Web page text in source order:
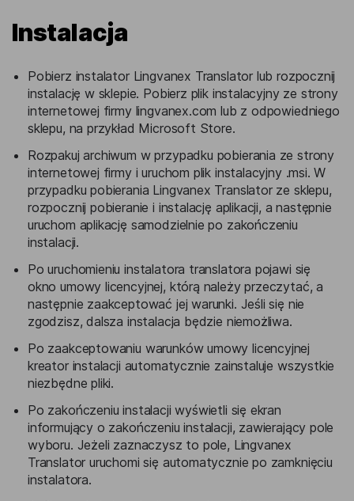
Instalacja
Pobierz instalator Lingvanex Translator lub rozpocznij
instalację w sklepie. Pobierz plik instalacyjny ze strony
internetowej firmy lingvanex.com lub z odpowiedniego
sklepu, na przykład Microsoft Store.
Rozpakuj archiwum w przypadku pobierania ze strony
internetowej firmy i uruchom plik instalacyjny .msi. W
przypadku pobierania Lingvanex Translator ze sklepu,
rozpocznij pobieranie i instalację aplikacji, a następnie
uruchom aplikację samodzielnie po zakończeniu
instalacji.
Po uruchomieniu instalatora translatora pojawi się
okno umowy licencyjnej, którą należy przeczytać, a
następnie zaakceptować jej warunki. Jeśli się nie
zgodzisz, dalsza instalacja będzie niemożliwa.
Po zaakceptowaniu warunków umowy licencyjnej
kreator instalacji automatycznie zainstaluje wszystkie
niezbędne pliki.
Po zakończeniu instalacji wyświetli się ekran
informujący o zakończeniu instalacji, zawierający pole
wyboru. Jeżeli zaznaczysz to pole, Lingvanex
Translator uruchomi się automatycznie po zamknięciu
instalatora.